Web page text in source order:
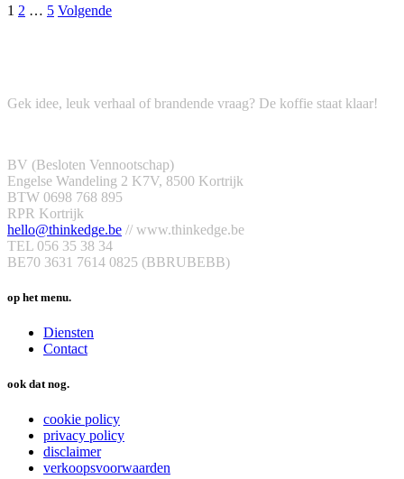
Berichtnavigatie
1 2 … 5 Volgende
Gek idee, leuk verhaal of brandende vraag? De koffie staat klaar!
BV (Besloten Vennootschap)
Engelse Wandeling 2 K7V, 8500 Kortrijk
BTW 0698 768 895
RPR Kortrijk
hello@thinkedge.be // www.thinkedge.be
TEL 056 35 38 34
BE70 3631 7614 0825 (BBRUBEBB)
op het menu.
Diensten
Contact
ook dat nog.
cookie policy
privacy policy
disclaimer
verkoopsvoorwaarden